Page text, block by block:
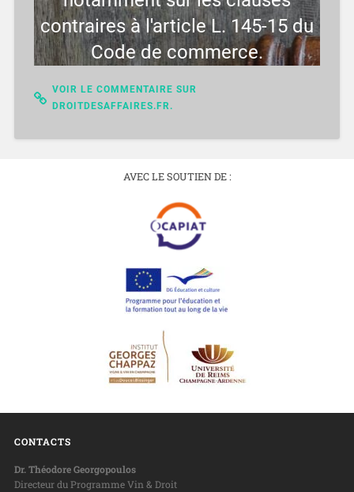
contraires à l'article L. 145-15 du
Code de commerce.
VOIR LE COMMENTAIRE SUR
DROITDESAFFAIRES.FR.
AVEC LE SOUTIEN DE :
CONTACTS
Dr. Théodore Georgopoulos
Directeur du Programme Vin & Droit